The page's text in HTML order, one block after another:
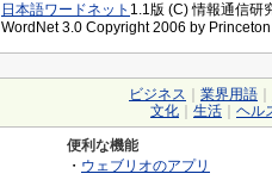
日本語ワードネット 1.1版 (C) 情報通信研
WordNet 3.0 Copyright 2006 by
ビジネス 業界用語
文化
生活 ヘル
便利な機能
・ ウェブリオのアプリ